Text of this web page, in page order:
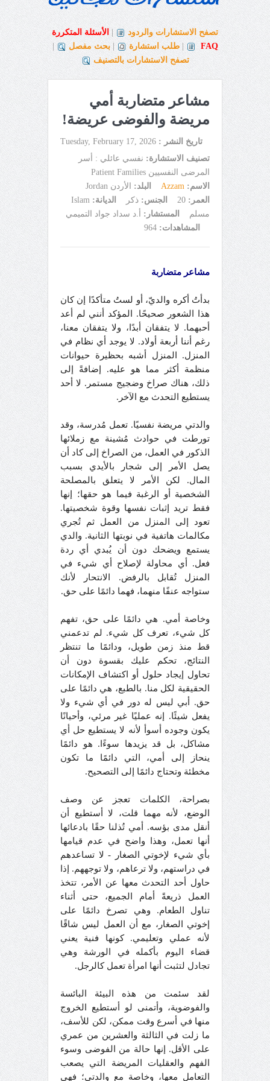
تصفح الاستشارات والردود
الأسئلة المتكررة
FAQ
طلب استشارة بحث مفصل
تصفح الاستشارات بالتصنيف
مشاعر متضاربة أمي
مريضة والفوضى عريضة!
تاريخ النشر : Tuesday, February 17, 2026
تصنيف الاستشارة: نفسي عائلي : أسر
المرضى النفسيين Patient Families
الاسم: Azzam البلد:
الأردن Jordan
العمر: 20 الجنس: ذكر الديانة: Islam
مسلم
المستشار:
أ.د سداد جواد التميمي
المشاهدات: 964
مشاعر متضاربة
بدأتُ أكره والديّ، أو لستُ متأكدًا إن كان
هذا الشعور صحيحًا. المؤكد أنني لم أعد
أحبهما. لا يتفقان أبدًا، ولا يتفقان معنا،
رغم أننا أربعة أولاد. لا يوجد أي نظام في
المنزل. المنزل أشبه بحظيرة حيوانات
منظمة أكثر مما هو عليه. إضافةً إلى
ذلك، هناك صراخ وضجيج مستمر. لا أحد
يستطيع التحدث مع الآخر.
والدتي مريضة نفسيًا. تعمل مُدرسة، وقد
تورطت في حوادث مُشينة مع زملائها
الذكور في العمل، من الصراخ إلى كاد أن
يصل الأمر إلى شجار بالأيدي بسبب
المال. لكن الأمر لا يتعلق بالمصلحة
الشخصية أو الرغبة فيما هو حقها؛ إنها
فقط تريد إثبات نفسها وقوة شخصيتها.
تعود إلى المنزل من العمل ثم تُجري
مكالمات هاتفية في نوبتها الثانية. والدي
يستمع ويضحك دون أن يُبدي أي ردة
فعل. أي محاولة لإصلاح أي شيء في
المنزل تُقابل بالرفض. الانتحار لأنك
ستواجه عنفًا منهما، فهما دائمًا على حق.
وخاصة أمي. هي دائمًا على حق، تفهم
كل شيء، تعرف كل شيء. لم تدعمني
قط منذ زمن طويل، ودائمًا ما تنتظر
النتائج، تحكم عليك بقسوة دون أن
تحاول إيجاد حلول أو اكتشاف الإمكانات
الحقيقية لكل منا. بالطبع، هي دائمًا على
حق. أبي ليس له دور في أي شيء ولا
يفعل شيئًا. إنه عمليًا غير مرئي، وأحيانًا
يكون وجوده أسوأ لأنه لا يستطيع حل أي
مشاكل، بل قد يزيدها سوءًا. هو دائمًا
ينحاز إلى أمي، التي دائمًا ما تكون
مخطئة وتحتاج دائمًا إلى التصحيح.
بصراحة، الكلمات تعجز عن وصف
الوضع، لأنه مهما قلت، لا أستطيع أن
أنقل مدى بؤسه. أمي تُذلنا حقًا بادعائها
أنها تعمل، وهذا واضح في عدم قيامها
بأي شيء لإخوتي الصغار - لا تساعدهم
في دراستهم، ولا ترعاهم، ولا توجههم. إذا
حاول أحد التحدث معها عن الأمر، تتخذ
العمل ذريعةً أمام الجميع، حتى أثناء
تناول الطعام. وهي تصرخ دائمًا على
إخوتي الصغار، مع أن العمل ليس شاقًا
لأنه عملي وتعليمي. كونها فنية يعني
قضاء اليوم بأكمله في الورشة وهي
تجادل لتثبت أنها امرأة تعمل كالرجل.
لقد سئمت من هذه البيئة البائسة
والفوضوية، وأتمنى لو أستطيع الخروج
منها في أسرع وقت ممكن، لكن للأسف،
ما زلت في الثالثة والعشرين من عمري
على الأقل. إنها حالة من الفوضى وسوء
الفهم والعقليات المريضة التي يصعب
التعامل معها، وخاصة مع والدتي؛ فهي